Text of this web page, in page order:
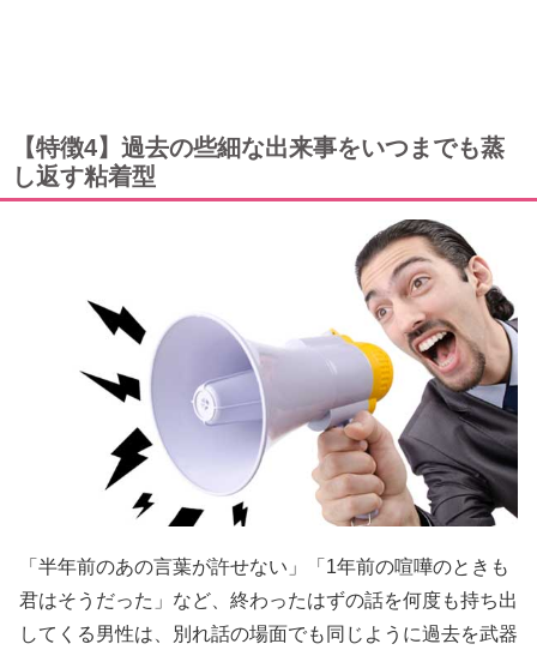
【特徴4】過去の些細な出来事をいつまでも蒸
し返す粘着型
「半年前のあの言葉が許せない」「1年前の喧嘩のときも
君はそうだった」など、終わったはずの話を何度も持ち出
してくる男性は、別れ話の場面でも同じように過去を武器